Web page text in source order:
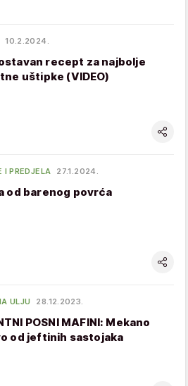
10.2.2024.
recept za najbolje
uštipke (VIDEO)
I PREDJELA 27.1.2024.
od barenog povrća
ULJU 28.12.2023.
POSNI MAFINI: Mekano
od jeftinih sastojaka